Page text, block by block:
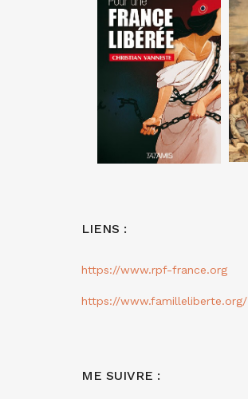
LIENS :
https://www.rpf-france.org
https://www.familleliberte.org/
ME SUIVRE :